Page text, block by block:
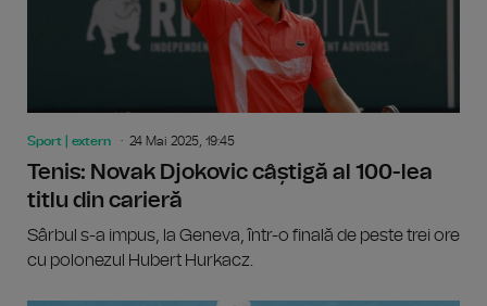
Sport | extern 24 Mai 2025, 19:45
Tenis: Novak Djokovic câștigă al 100-lea
titlu din carieră
Sârbul s-a impus, la Geneva, într-o finală de peste trei ore
cu polonezul Hubert Hurkacz.